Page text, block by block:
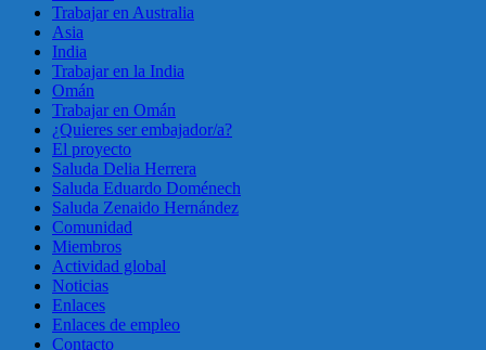
Trabajar en Australia
Asia
India
Trabajar en la India
Omán
Trabajar en Omán
¿Quieres ser embajador/a?
El proyecto
Saluda Delia Herrera
Saluda Eduardo Doménech
Saluda Zenaido Hernández
Comunidad
Miembros
Actividad global
Noticias
Enlaces
Enlaces de empleo
Contacto